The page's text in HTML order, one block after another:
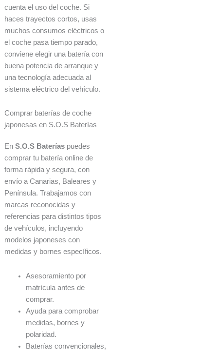
cuenta el uso del coche. Si
haces trayectos cortos, usas
muchos consumos eléctricos o
el coche pasa tiempo parado,
conviene elegir una batería con
buena potencia de arranque y
una tecnología adecuada al
sistema eléctrico del vehículo.
Comprar baterías de coche
japonesas en S.O.S Baterías
En S.O.S Bateríaspuedes
comprar tu batería online de
forma rápida y segura, con
envío a Canarias, Baleares y
Península. Trabajamos con
marcas reconocidas y
referencias para distintos tipos
de vehículos, incluyendo
modelos japoneses con
medidas y bornes específicos.
Asesoramiento por
matrícula antes de
comprar.
Ayuda para comprobar
medidas, bornes y
polaridad.
Baterías convencionales,